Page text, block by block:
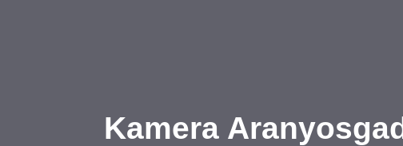
Kamera